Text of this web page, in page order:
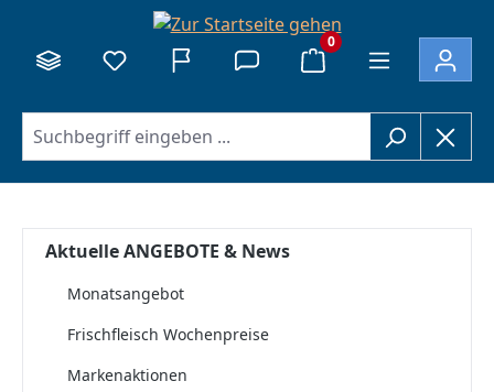
0
Aktuelle ANGEBOTE & News
Monatsangebot
Frischfleisch Wochenpreise
Markenaktionen